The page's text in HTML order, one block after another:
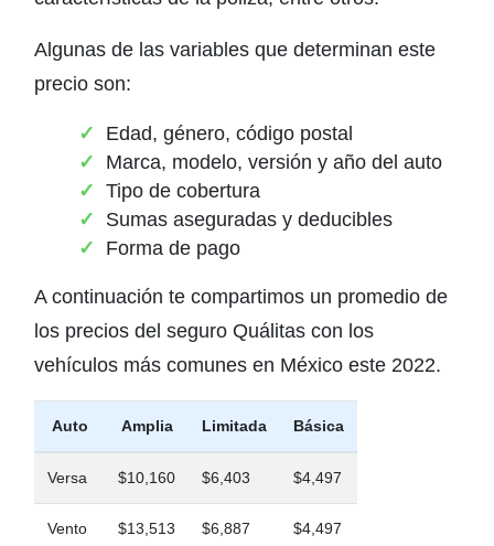
Algunas de las variables que determinan este
precio son:
Edad, género, código postal
Marca, modelo, versión y año del auto
Tipo de cobertura
Sumas aseguradas y deducibles
Forma de pago
A continuación te compartimos un promedio de
los precios del seguro Quálitas con los
vehículos más comunes en México este 2022.
Auto Amplia Limitada Básica
Versa $10,160 $6,403 $4,497
Vento $13,513 $6,887 $4,497